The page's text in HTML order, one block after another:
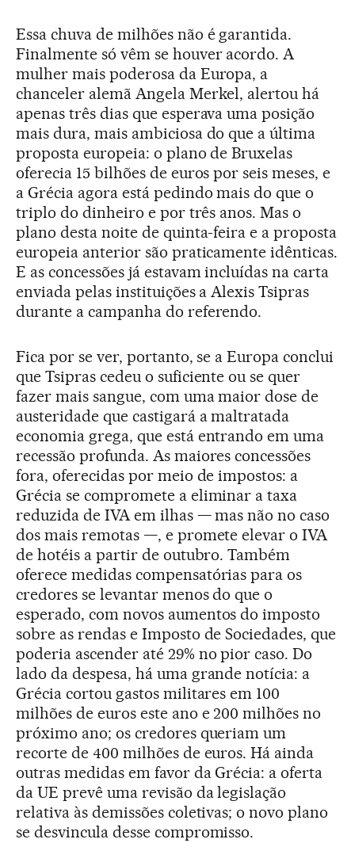
Essa chuva de milhões não é garantida.
Finalmente só vêm se houver acordo. A
mulher mais poderosa da Europa, a
chanceler alemã Angela Merkel, alertou há
apenas três dias que esperava uma posição
mais dura, mais ambiciosa do que a última
proposta europeia: o plano de Bruxelas
oferecia 15 bilhões de euros por seis meses, e
a Grécia agora está pedindo mais do que o
triplo do dinheiro e por três anos. Mas o
plano desta noite de quinta-feira e a proposta
europeia anterior são praticamente idênticas.
E as concessões já estavam incluídas na carta
enviada pelas instituições a Alexis Tsipras
durante a campanha do referendo.
Fica por se ver, portanto, se a Europa conclui
que Tsipras cedeu o suficiente ou se quer
fazer mais sangue, com uma maior dose de
austeridade que castigará a maltratada
economia grega, que está entrando em uma
recessão profunda. As maiores concessões
fora, oferecidas por meio de impostos: a
Grécia se compromete a eliminar a taxa
reduzida de IVA em ilhas — mas não no caso
dos mais remotas —, e promete elevar o IVA
de hotéis a partir de outubro. Também
oferece medidas compensatórias para os
credores se levantar menos do que o
esperado, com novos aumentos do imposto
sobre as rendas e Imposto de Sociedades, que
poderia ascender até 29% no pior caso. Do
lado da despesa, há uma grande notícia: a
Grécia cortou gastos militares em 100
milhões de euros este ano e 200 milhões no
próximo ano; os credores queriam um
recorte de 400 milhões de euros. Há ainda
outras medidas em favor da Grécia: a oferta
da UE prevê uma revisão da legislação
relativa às demissões coletivas; o novo plano
se desvincula desse compromisso.